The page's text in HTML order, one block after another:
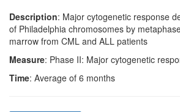
Description: Major cytogenetic response
of Philadelphia chromosomes by
marrow from CML and ALL patients
Measure: Phase II: Major cytogenetic
Time: Average of 6 months